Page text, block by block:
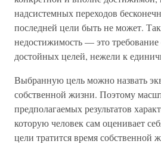
надсистемных переходов
последней цели быть не может.
недостижимость — это требование
достойных целей, нежели к
Выбранную цель можно назвать
собственной жизни. Поэтому
предполагаемых результатов
которую человек сам оценивает
цели тратится время собственной